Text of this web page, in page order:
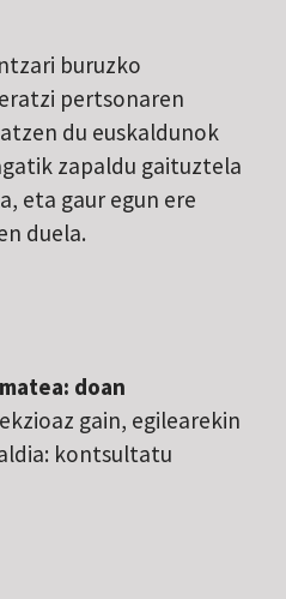
buruzko
pertsonaren
du euskaldunok
zapaldu gaituztela
eta gaur egun ere
duela.
doan
gain, egilearekin
kontsultatu